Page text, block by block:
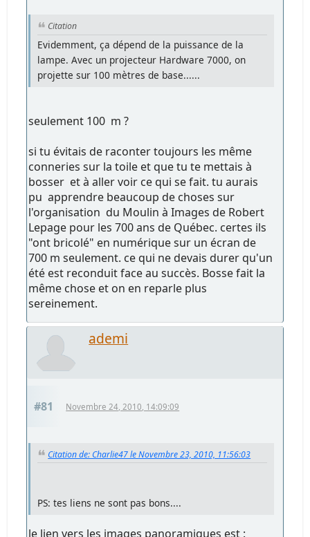
Citation
Evidemment, ça dépend de la puissance de la
lampe. Avec un projecteur Hardware 7000, on
projette sur 100 mètres de base......
seulement 100 m ?
si tu évitais de raconter toujours les même
conneries sur la toile et que tu te mettais à
bosser et à aller voir ce qui se fait. tu aurais
pu apprendre beaucoup de choses sur
l'organisation du Moulin à Images de Robert
Lepage pour les 700 ans de Québec. certes ils
"ont bricolé" en numérique sur un écran de
700 m seulement. ce qui ne devais durer qu'un
été est reconduit face au succès. Bosse fait la
même chose et on en reparle plus
sereinement.
ademi
#81 Novembre 24, 2010, 14:09:09
Citation de: Charlie47 le Novembre 23, 2010, 11:56:03
PS: tes liens ne sont pas bons....
le lien vers les images panoramiques est :